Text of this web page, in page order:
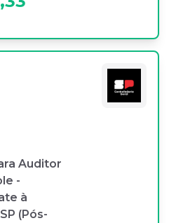
Auditor
-
à
(Pós-